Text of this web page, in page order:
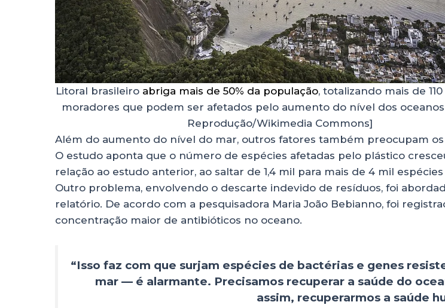
Litoral brasileiro abriga mais de 50% da população, totalizando mais de
moradores que podem ser afetados pelo aumento do nível dos
Reprodução/Wikimedia Commons]
Além do aumento do nível do mar, outros fatores também preocupam os
O estudo aponta que o número de espécies afetadas pelo plástico
relação ao estudo anterior, ao saltar de 1,4 mil para mais de 4 mil
Outro problema, envolvendo o descarte indevido de resíduos, foi
relatório. De acordo com a pesquisadora Maria João Bebianno, foi
concentração maior de antibióticos no oceano.
“Isso faz com que surjam espécies de bactérias e genes
mar — é alarmante. Precisamos recuperar a saúde do
assim, recuperarmos a saúde